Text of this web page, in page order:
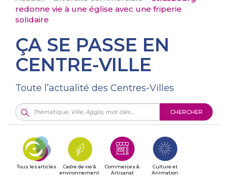
redonne vie à une église avec une friperie
solidaire
ÇA SE PASSE EN
CENTRE-VILLE
Toute l’actualité des Centres-Villes
CHERCHER
Tous les articles
Cadre de vie &
environnement
Commerces &
Artisanat
Culture et
Animation